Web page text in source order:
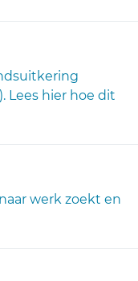
Lees hier hoe dit
werk zoekt en